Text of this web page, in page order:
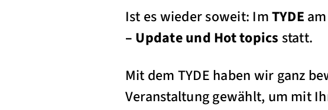
Ist es wieder soweit: ImTYDE
– Update und Hot topics statt.
Mit dem TYDE haben wir ganz
Veranstaltung gewählt, um mit